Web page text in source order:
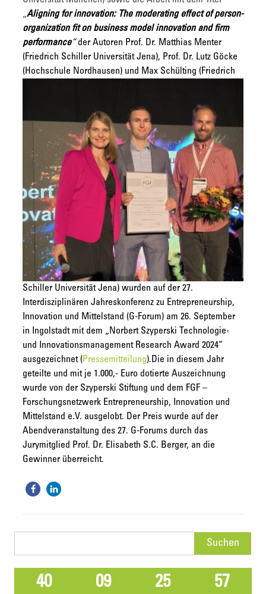
„Aligning for innovation: The moderating effect of person-
organization fit on business model innovation and firm
performance“der Autoren Prof. Dr. Matthias Menter
(Friedrich Schiller Universität Jena), Prof. Dr. Lutz Göcke
(Hochschule Nordhausen) und Max Schülting (Friedrich
Schiller Universität Jena) wurden auf der 27.
Interdisziplinären Jahreskonferenz zu Entrepreneurship,
Innovation und Mittelstand (G-Forum) am 26. September
in Ingolstadt mit dem „Norbert Szyperski Technologie-
und Innovationsmanagement Research Award 2024“
ausgezeichnet (Pressemitteilung).Die in diesem Jahr
geteilte und mit je 1.000,- Euro dotierte Auszeichnung
wurde von der Szyperski Stiftung und dem FGF –
Forschungsnetzwerk Entrepreneurship, Innovation und
Mittelstand e.V. ausgelobt. Der Preis wurde auf der
Abendveranstaltung des 27. G-Forums durch das
Jurymitglied Prof. Dr. Elisabeth S.C. Berger, an die
Gewinner überreicht.
40 09 25 56